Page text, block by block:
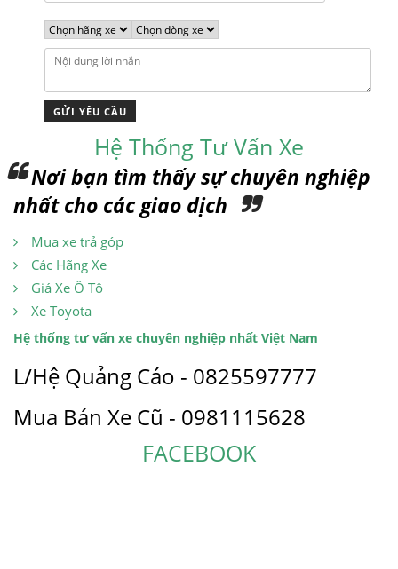
Hệ Thống Tư Vấn Xe
Nơi bạn tìm thấy sự chuyên nghiệp
nhất cho các giao dịch
Mua xe trả góp
Các Hãng Xe
Giá Xe Ô Tô
Xe Toyota
Hệ thống tư vấn xe chuyên nghiệp nhất Việt Nam
L/Hệ Quảng Cáo - 0825597777
Mua Bán Xe Cũ - 0981115628
FACEBOOK